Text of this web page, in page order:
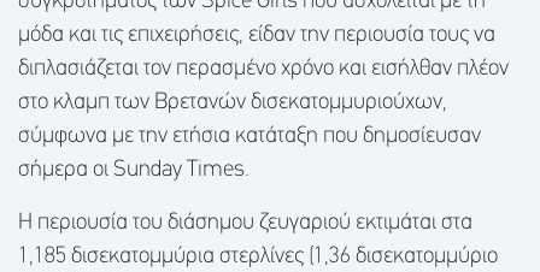
μόδα και τις επιχειρήσεις, είδαν την περιουσία τους να
διπλασιάζεται τον περασμένο χρόνο και εισήλθαν πλέον
στο κλαμπ των Βρετανών δισεκατομμυριούχων,
σύμφωνα με την ετήσια κατάταξη που δημοσίευσαν
σήμερα οι Sunday Times.
Η περιουσία του διάσημου ζευγαριού εκτιμάται στα
1,185 δισεκατομμύρια στερλίνες (1,36 δισεκατομμύριο